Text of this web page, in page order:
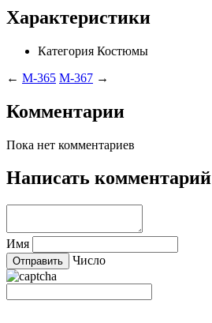
Характеристики
Категория Костюмы
← M-365 M-367 →
Комментарии
Пока нет комментариев
Написать комментарий
Имя
Число